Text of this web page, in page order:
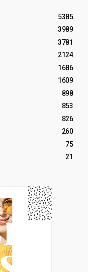
5385
3989
3781
2124
1686
1609
898
853
826
260
75
21